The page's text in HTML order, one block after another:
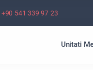
+90 541 339 97 23
Unitati